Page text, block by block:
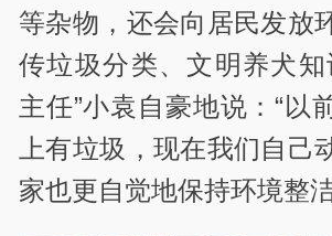
等杂物，还会向居民发放
传垃圾分类、文明养犬知
主任”小袁自豪地说：“以
上有垃圾，现在我们自己
家也更自觉地保持环境整